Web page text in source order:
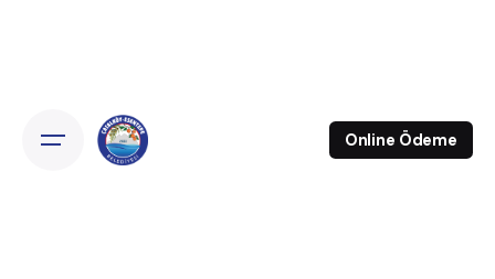
Online Ödeme